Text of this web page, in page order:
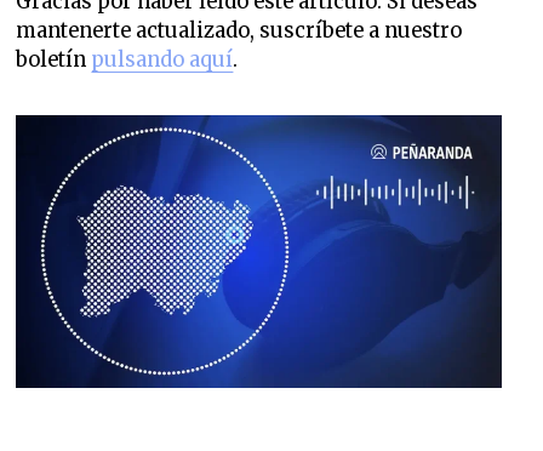
mantenerte actualizado, suscríbete a nuestro
boletín pulsando aquí.